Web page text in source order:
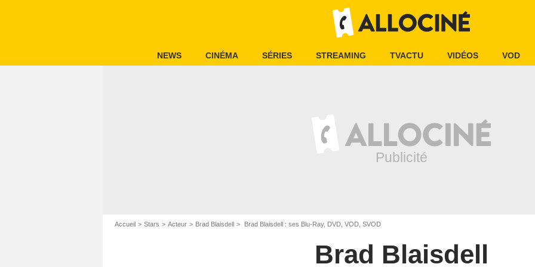
NEWS CINÉMA SÉRIES STREAMING TVACTU VIDÉOS VOD
Accueil Stars Acteur Brad Blaisdell Brad Blaisdell : ses Blu-Ray, DVD, VOD, SVOD
Brad Blaisdell